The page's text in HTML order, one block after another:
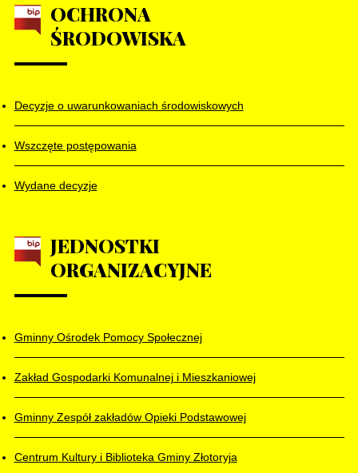
OCHRONA
ŚRODOWISKA
Decyzje o uwarunkowaniach środowiskowych
Wszczęte postępowania
Wydane decyzje
JEDNOSTKI
ORGANIZACYJNE
Gminny Ośrodek Pomocy Społecznej
Zakład Gospodarki Komunalnej i Mieszkaniowej
Gminny Zespół zakładów Opieki Podstawowej
Centrum Kultury i Biblioteka Gminy Złotoryja